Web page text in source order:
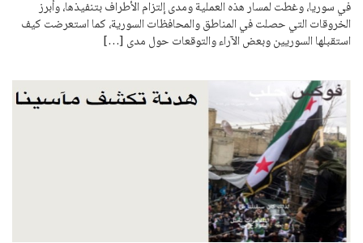
في سوريا، وغطت لمسار هذه العملية ومدى إلتزام الأطراف بتنفيذها، وأبرز
الخروقات التي حصلت في المناطق والمحافظات السورية، كما استعرضت كيف
استقبلها السوريين وبعض الآراء والتوقعات حول مدى […]